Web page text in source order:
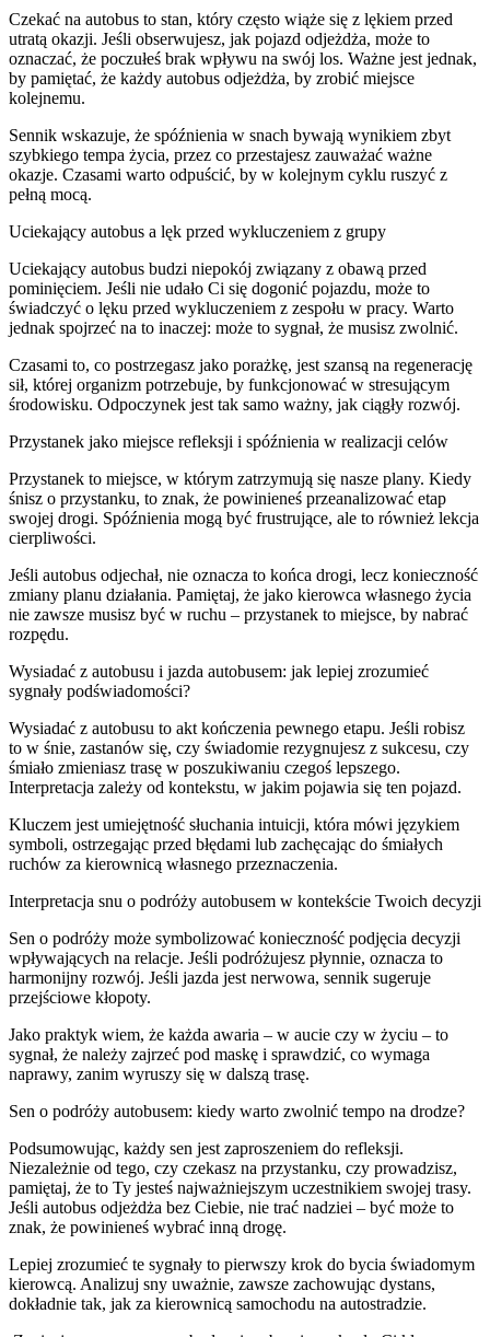
Czekać na autobus to stan, który często wiąże się z lękiem przed
utratą okazji. Jeśli obserwujesz, jak pojazd odjeżdża, może to
oznaczać, że poczułeś brak wpływu na swój los. Ważne jest jednak,
by pamiętać, że każdy autobus odjeżdża, by zrobić miejsce
kolejnemu.
Sennik wskazuje, że spóźnienia w snach bywają wynikiem zbyt
szybkiego tempa życia, przez co przestajesz zauważać ważne
okazje. Czasami warto odpuścić, by w kolejnym cyklu ruszyć z
pełną mocą.
Uciekający autobus a lęk przed wykluczeniem z grupy
Uciekający autobus budzi niepokój związany z obawą przed
pominięciem. Jeśli nie udało Ci się dogonić pojazdu, może to
świadczyć o lęku przed wykluczeniem z zespołu w pracy. Warto
jednak spojrzeć na to inaczej: może to sygnał, że musisz zwolnić.
Czasami to, co postrzegasz jako porażkę, jest szansą na regenerację
sił, której organizm potrzebuje, by funkcjonować w stresującym
środowisku. Odpoczynek jest tak samo ważny, jak ciągły rozwój.
Przystanek jako miejsce refleksji i spóźnienia w realizacji celów
Przystanek to miejsce, w którym zatrzymują się nasze plany. Kiedy
śnisz o przystanku, to znak, że powinieneś przeanalizować etap
swojej drogi. Spóźnienia mogą być frustrujące, ale to również lekcja
cierpliwości.
Jeśli autobus odjechał, nie oznacza to końca drogi, lecz konieczność
zmiany planu działania. Pamiętaj, że jako kierowca własnego życia
nie zawsze musisz być w ruchu – przystanek to miejsce, by nabrać
rozpędu.
Wysiadać z autobusu i jazda autobusem: jak lepiej zrozumieć
sygnały podświadomości?
Wysiadać z autobusu to akt kończenia pewnego etapu. Jeśli robisz
to w śnie, zastanów się, czy świadomie rezygnujesz z sukcesu, czy
śmiało zmieniasz trasę w poszukiwaniu czegoś lepszego.
Interpretacja zależy od kontekstu, w jakim pojawia się ten pojazd.
Kluczem jest umiejętność słuchania intuicji, która mówi językiem
symboli, ostrzegając przed błędami lub zachęcając do śmiałych
ruchów za kierownicą własnego przeznaczenia.
Interpretacja snu o podróży autobusem w kontekście Twoich decyzji
Sen o podróży może symbolizować konieczność podjęcia decyzji
wpływających na relacje. Jeśli podróżujesz płynnie, oznacza to
harmonijny rozwój. Jeśli jazda jest nerwowa, sennik sugeruje
przejściowe kłopoty.
Jako praktyk wiem, że każda awaria – w aucie czy w życiu – to
sygnał, że należy zajrzeć pod maskę i sprawdzić, co wymaga
naprawy, zanim wyruszy się w dalszą trasę.
Sen o podróży autobusem: kiedy warto zwolnić tempo na drodze?
Podsumowując, każdy sen jest zaproszeniem do refleksji.
Niezależnie od tego, czy czekasz na przystanku, czy prowadzisz,
pamiętaj, że to Ty jesteś najważniejszym uczestnikiem swojej trasy.
Jeśli autobus odjeżdża bez Ciebie, nie trać nadziei – być może to
znak, że powinieneś wybrać inną drogę.
Lepiej zrozumieć te sygnały to pierwszy krok do bycia świadomym
kierowcą. Analizuj sny uważnie, zawsze zachowując dystans,
dokładnie tak, jak za kierownicą samochodu na autostradzie.